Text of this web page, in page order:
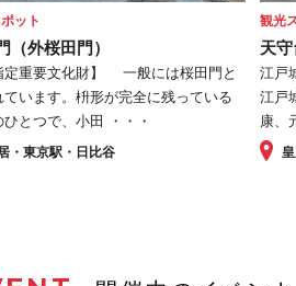
ット
（外桜田門）
定重要文化財】 一般には桜田門と
ています。枡形が完全に残っている
ひとつで、小田 ・・・
・東京駅・日比谷
観光
天守
江戸
江戸
康、